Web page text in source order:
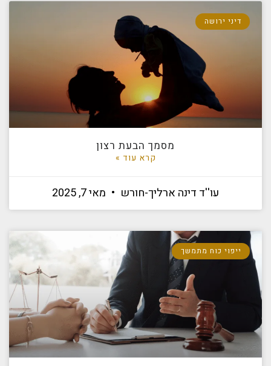
דיני ירושה
מסמך הבעת רצון
קרא עוד »
עו''ד דינה ארליך-חורש מאי 7, 2025
ייפוי כוח מתמשך